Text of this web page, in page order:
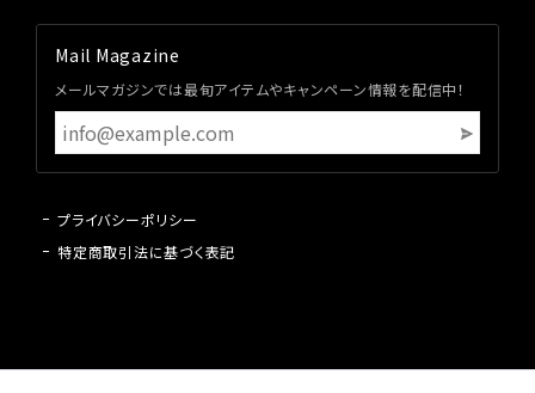
Mail Magazine
メールマガジンでは最旬アイテムやキャンペーン情報を配信中！
プライバシーポリシー
特定商取引法に基づく表記